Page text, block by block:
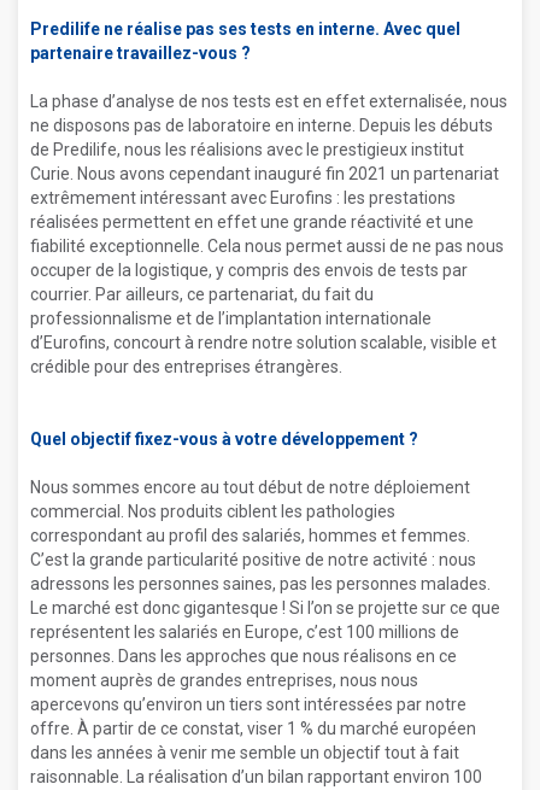
Predilife ne réalise pas ses tests en interne. Avec quel
partenaire travaillez-vous ?
La phase d’analyse de nos tests est en effet externalisée, nous
ne disposons pas de laboratoire en interne. Depuis les débuts
de Predilife, nous les réalisions avec le prestigieux institut
Curie. Nous avons cependant inauguré fin 2021 un partenariat
extrêmement intéressant avec Eurofins : les prestations
réalisées permettent en effet une grande réactivité et une
fiabilité exceptionnelle. Cela nous permet aussi de ne pas nous
occuper de la logistique, y compris des envois de tests par
courrier. Par ailleurs, ce partenariat, du fait du
professionnalisme et de l’implantation internationale
d’Eurofins, concourt à rendre notre solution scalable, visible et
crédible pour des entreprises étrangères.
Quel objectif fixez-vous à votre développement ?
Nous sommes encore au tout début de notre déploiement
commercial. Nos produits ciblent les pathologies
correspondant au profil des salariés, hommes et femmes.
C’est la grande particularité positive de notre activité : nous
adressons les personnes saines, pas les personnes malades.
Le marché est donc gigantesque ! Si l’on se projette sur ce que
représentent les salariés en Europe, c’est 100 millions de
personnes. Dans les approches que nous réalisons en ce
moment auprès de grandes entreprises, nous nous
apercevons qu’environ un tiers sont intéressées par notre
offre. À partir de ce constat, viser 1 % du marché européen
dans les années à venir me semble un objectif tout à fait
raisonnable. La réalisation d’un bilan rapportant environ 100